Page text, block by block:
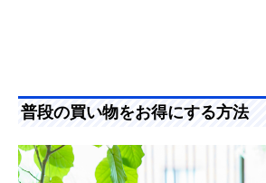
普段の買い物をお得にする方法